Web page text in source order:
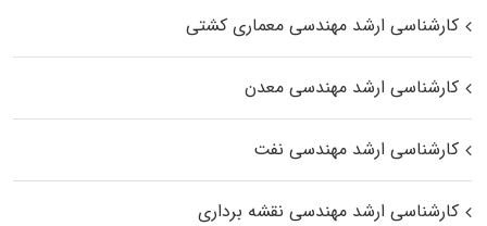
کارشناسی ارشد مهندسی معماری کشتی
کارشناسی ارشد مهندسی معدن
کارشناسی ارشد مهندسی نفت
کارشناسی ارشد مهندسی نقشه برداری